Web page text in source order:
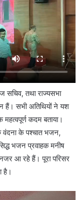
सचिव, तथा राज्यसभा
हैं। सभी अतिथियों ने यश
महत्वपूर्ण कदम बताया।
वंदना के पश्चात भजन,
भजन प्रवाहक मनीष
नजर आ रहे हैं। पूरा परिसर
है।